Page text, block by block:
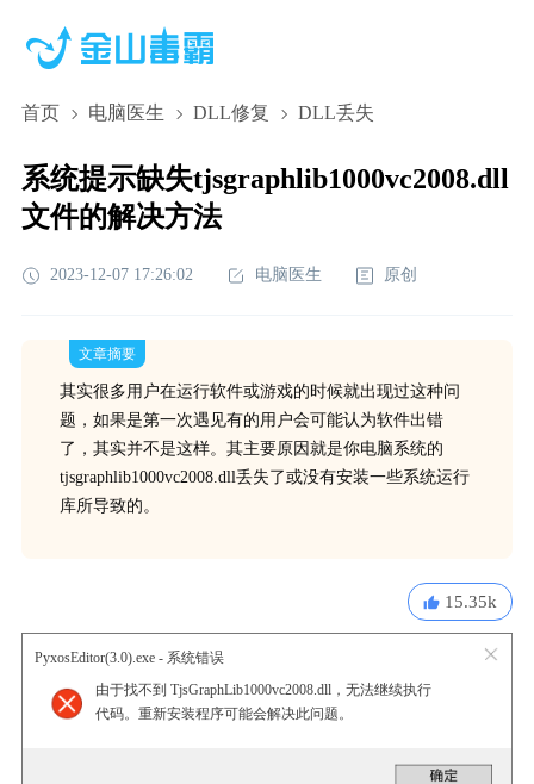
首页 电脑医生 DLL修复 DLL丢失
系统提示缺失tjsgraphlib1000vc2008.dll
文件的解决方法
2023-12-07 17:26:02 电脑医生 原创
文章摘要
其实很多用户在运行软件或游戏的时候就出现过这种问
题，如果是第一次遇见有的用户会可能认为软件出错
了，其实并不是这样。其主要原因就是你电脑系统的
tjsgraphlib1000vc2008.dll丢失了或没有安装一些系统运行
库所导致的。
15.35k
PyxosEditor(3.0).exe - 系统错误
由于找不到 TjsGraphLib1000vc2008.dll，无法继续执行
代码。重新安装程序可能会解决此问题。